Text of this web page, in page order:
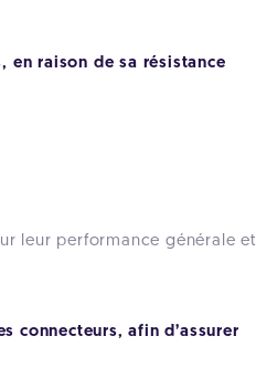
en raison de sa résistance
leur performance générale et
connecteurs, afin d’assurer